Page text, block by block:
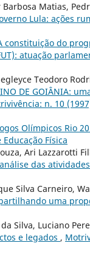
Matias,
Lula: ações
constituição do
atuação
Teodoro
DE GOIÂNIA:
n. 10
Olímpicos Rio
Física
Ari Lazzarotti
das
Silva Carneiro,
uma
Silva, Luciano
e legados ,